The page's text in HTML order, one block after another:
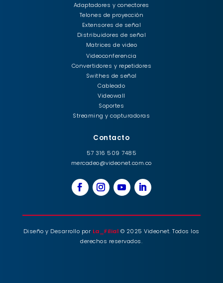
Adaptadores y conectores
Telones de proyección
Extensores de señal
Distribuidores de señal
Matrices de video
Videoconferencia
Convertidores y repetidores
Swithes de señal
Cableado
Videowall
Soportes
Streaming y capturadoras
Contacto
57 316 509 7485
mercadeo@videonet.com.co
Diseño y Desarrollo por La_Filial © 2025 Videonet. Todos los
derechos reservados.